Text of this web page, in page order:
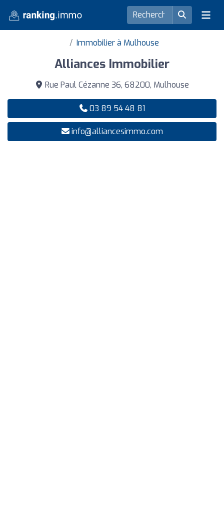
Immobilier à Mulhouse
Alliances Immobilier
Rue Paul Cézanne 36, 68200, Mulhouse
03 89 54 48 81
info@alliancesimmo.com